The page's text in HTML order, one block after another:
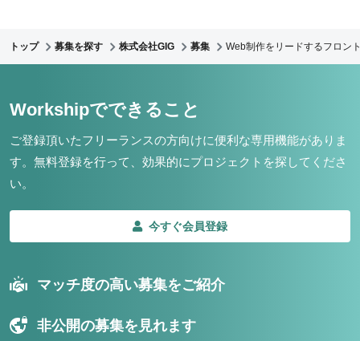
トップ 募集を探す 株式会社GIG 募集 Web制作をリードするフロン
Workshipでできること
ご登録頂いたフリーランスの方向けに便利な専用機能がありま
す。 無料登録を行って、効果的にプロジェクトを探してくださ
い。
今すぐ会員登録
マッチ度の高い募集をご紹介
非公開の募集を見れます